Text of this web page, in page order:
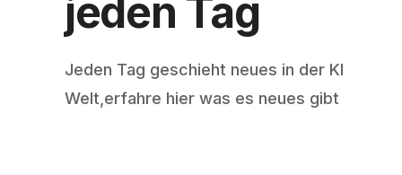
jeden Tag
Jeden Tag geschieht neues in der KI
Welt,erfahre hier was es neues gibt